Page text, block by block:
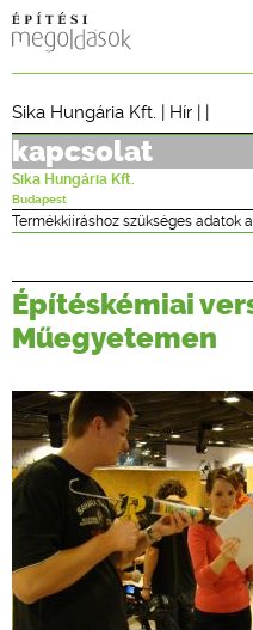
ONLINE
Sika Hungária Kft. | Hír | |
kapcsolat
Sika Hungária Kft.
Budapest
Termékkiíráshoz szükséges adatok
Építéskémiai
Műegyetemen